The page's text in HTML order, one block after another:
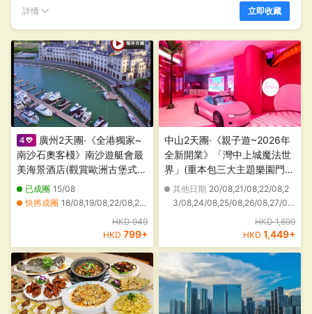
詳情 立即收藏
廣州2天團·《全港獨家~
南沙石奧客棧》南沙遊艇會最
美海景酒店(觀賞歐洲古堡式港
灣醉美夜景)【金牌燒鵝(保證
每圍半隻)+開胃話梅豬手宴】
已成團 15/08
快將成團 18/08,19/08,22/08,26/08,29/08
21/08,23/08,24/08,25/08,27/08,28/08,30/08,31/08,01/09,02/09,06/09,07/09,08/09,09/09,10/09,11/09,12/09,13/09,14/09,15/09
HKD 949
HKD 799+
中山2天團·《親子遊~2026年
全新開業》「灣中上城魔法世
界」(重本包三大主題樂園門
票:「美泰童玩世界」「孩之寶
夢幻樂園」「史努比與朋友
業中山美泰童玩世界酒店 中山
其他日期 20/08,21/08,22/08,2
3/08,24/08,25/08,26/08,27/08,
28/08,29/08,30/08,31/08HKD 1,699
HKD 1,449+